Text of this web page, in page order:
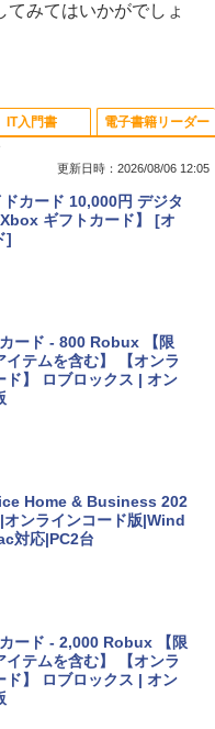
てみてはいかがでしょ
Neo A18 Proチッ
ノートブック：AIとAppl
ために設計、Liquid Ret
ストレージ、1080p Fac
Lavie ASUS HP dyna
ブック：AIとApple Intell
ジ、12MPセンターフレ
本語キーボード、Touch I
更新日時：2026/08/06 12:05
カード 10,000円 デジタ
ギフトカード】 [オ
]
ード - 800 Robux 【限
イテムを含む】 【オンラ
ド】 ロブロックス | オン
Home & Business 202
ンラインコード版|Wind
対応|PC2台
ード - 2,000 Robux 【限
イテムを含む】 【オンラ
ド】 ロブロックス | オン
IT入門書 電子書籍リーダー